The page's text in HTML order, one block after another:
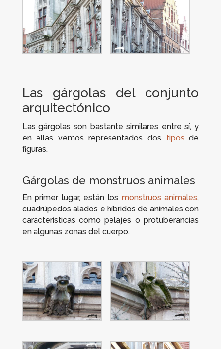
Las gárgolas del conjunto
arquitectónico
Las gárgolas son bastante similares entre sí, y
en ellas vemos representados dos tiposde
figuras.
Gárgolas de monstruos animales
En primer lugar, están los monstruos animales,
cuadrúpedos alados e híbridos de animales con
características como pelajes o protuberancias
en algunas zonas del cuerpo.